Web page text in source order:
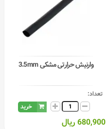
وارنیش حرارتی مشکی 3.5mm
تعداد:
خرید
680,900 ریال